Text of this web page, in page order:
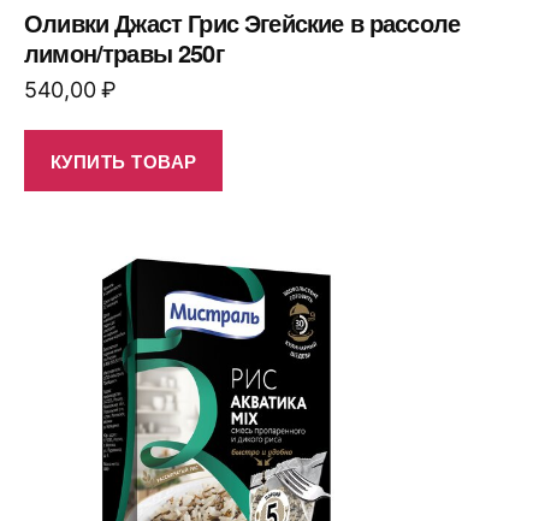
Оливки Джаст Грис Эгейские в рассоле
лимон/травы 250г
540,00₽
КУПИТЬ ТОВАР